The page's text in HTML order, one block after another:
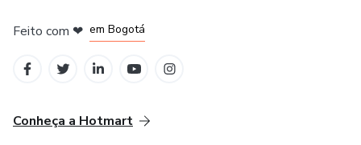
Feito com ❤ em Bogotá
Conheça a Hotmart